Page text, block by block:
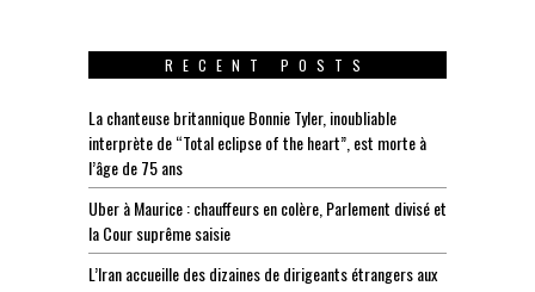
RECENT POSTS
La chanteuse britannique Bonnie Tyler, inoubliable
interprète de “Total eclipse of the heart”, est morte à
l’âge de 75 ans
Uber à Maurice : chauffeurs en colère, Parlement divisé et
la Cour suprême saisie
L’Iran accueille des dizaines de dirigeants étrangers aux